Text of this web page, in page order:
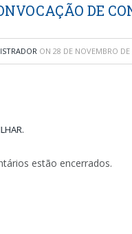
DE
ON 28 DE NOVEMBRO DE
estão encerrados.